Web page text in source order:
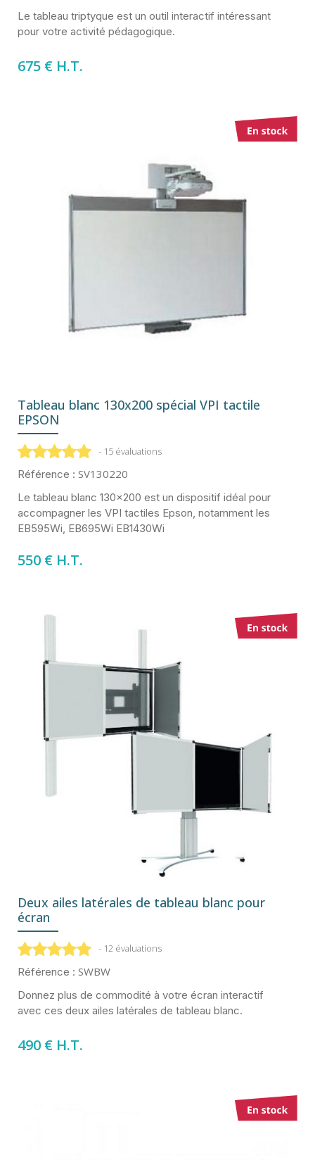
Le tableau triptyque est un outil interactif intéressant
pour votre activité pédagogique.
675 € H.T.
Tableau blanc 130x200 spécial VPI tactile
EPSON
- 15 évaluations
Référence : SV130220
Le tableau blanc 130x200 est un dispositif idéal pour
accompagner les VPI tactiles Epson, notamment les
EB595Wi, EB695Wi EB1430Wi
550 € H.T.
Deux ailes latérales de tableau blanc pour
écran
- 12 évaluations
Référence : SWBW
Donnez plus de commodité à votre écran interactif
avec ces deux ailes latérales de tableau blanc.
490 € H.T.